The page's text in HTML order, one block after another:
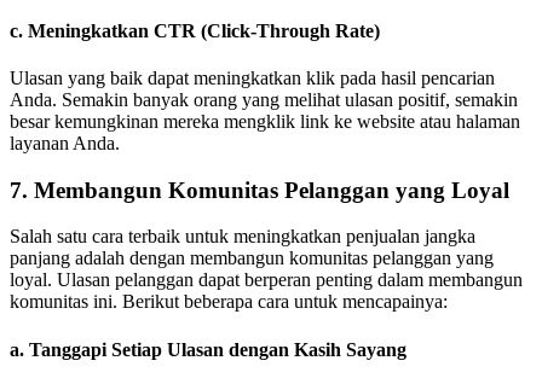
c. Meningkatkan CTR (Click-Through Rate)
Ulasan yang baik dapat meningkatkan klik pada hasil pencarian
Anda. Semakin banyak orang yang melihat ulasan positif, semakin
besar kemungkinan mereka mengklik link ke website atau halaman
layanan Anda.
7. Membangun Komunitas Pelanggan yang Loyal
Salah satu cara terbaik untuk meningkatkan penjualan jangka
panjang adalah dengan membangun komunitas pelanggan yang
loyal. Ulasan pelanggan dapat berperan penting dalam membangun
komunitas ini. Berikut beberapa cara untuk mencapainya:
a. Tanggapi Setiap Ulasan dengan Kasih Sayang